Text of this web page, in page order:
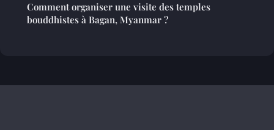
Comment organiser une visite des temples
bouddhistes à Bagan, Myanmar ?